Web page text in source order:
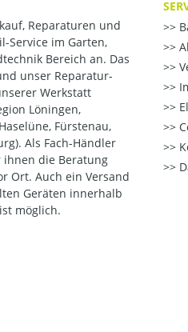
Reparaturen und
Service im Garten,
Bereich an. Das
unser Reparatur-
Werkstatt
Löningen,
Fürstenau,
Als Fach-Händler
die Beratung
Ort. Auch ein Versand
Geräten innerhalb
möglich.